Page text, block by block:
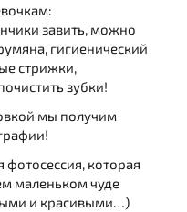
завить, можно
гигиенический
стрижки,
зубки!
мы получим
фотосессия, которая
маленьком чуде
и красивыми…)